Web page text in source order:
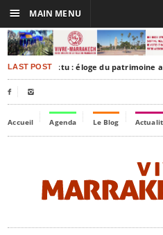
LAST POST
Timbuktu : éloge du patrimoine
 
Accueil Agenda Le Blog
☰ MAIN MENU